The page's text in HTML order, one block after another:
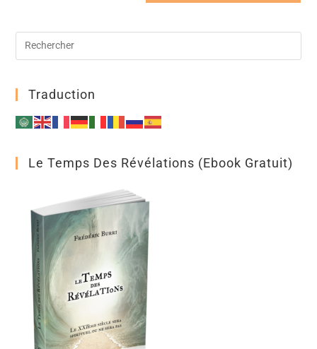
v
Traduction
Le Temps Des Révélations (ebook Gratuit)